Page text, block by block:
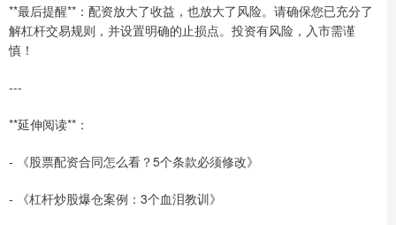
**最后提醒**：配资放大了收益，也放大了风险。请确保您已充分了
解杠杆交易规则，并设置明确的止损点。投资有风险，入市需谨
慎！
---
**延伸阅读**：
- 《股票配资合同怎么看？5个条款必须修改》
- 《杠杆炒股爆仓案例：3个血泪教训》